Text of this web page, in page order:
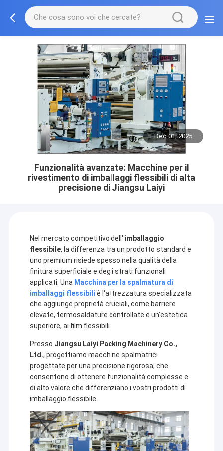
Dec 01, 2025
Funzionalità avanzate: Macchine per il
rivestimento di imballaggi flessibili di alta
precisione di Jiangsu Laiyi
Nel mercato competitivo dell' imballaggio
flessibile, la differenza tra un prodotto standard e
uno premium risiede spesso nella qualità della
finitura superficiale e degli strati funzionali
applicati. Una Macchina per la spalmatura di
imballaggi flessibili è l'attrezzatura specializzata
che aggiunge proprietà cruciali, come barriere
elevate, termosaldature controllate e un'estetica
superiore, ai film flessibili.
Presso Jiangsu Laiyi Packing Machinery Co.,
Ltd., progettiamo macchine spalmatrici
progettate per una precisione rigorosa, che
consentono di ottenere funzionalità complesse e
di alto valore che differenziano i vostri prodotti di
imballaggio flessibile.